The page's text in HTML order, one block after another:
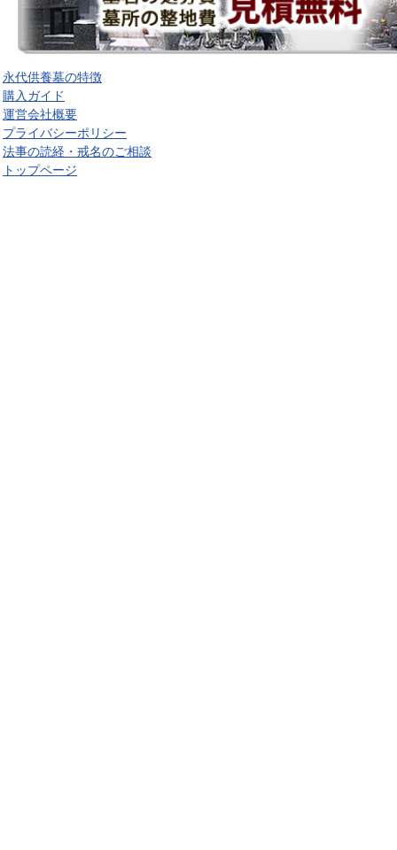
永代供養墓の特徴
購入ガイド
運営会社概要
プライバシーポリシー
法事の読経・戒名のご相談
トップページ